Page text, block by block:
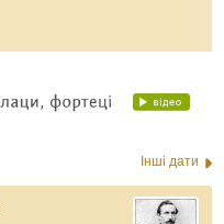
Інші дати